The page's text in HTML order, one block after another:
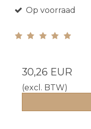
Op voorraad
30,26 EUR
(excl. BTW)